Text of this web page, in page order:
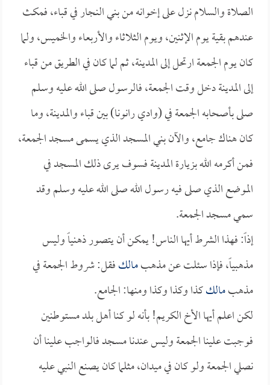
الصلاة والسلام نزل على إخوانه من بني النجار في قباء، فمكث
عندهم بقية يوم الإثنين، ويوم الثلاثاء والأربعاء والخميس، ولما
كان يوم الجمعة ارتحل إلى المدينة، ثم لما كان في الطريق من قباء
إلى المدينة دخل وقت الجمعة، فالرسول صلى الله عليه وسلم
صلى بأصحابه الجمعة في (وادي رانونا) بين قباء والمدينة، وما
كان هناك جامع، والآن بني المسجد الذي يسمى مسجد الجمعة،
فمن أكرمه الله بزيارة المدينة فسوف يرى ذلك المسجد في
الموضع الذي صلى فيه رسول الله صلى الله عليه وسلم وقد
سمي مسجد الجمعة.
إذاً: فهذا الشرط أيها الناس! يمكن أن يتصور ذهنياً وليس
مذهبياً، فإذا سئلت عن مذهبمالكفقل: شروط الجمعة في
مذهبمالككذا وكذا وكذا ومنها: الجامع.
لكن اعلم أيها الأخ الكريم! بأنه لو كنا أهل بلد مستوطنين
فوجبت علينا الجمعة وليس عندنا مسجد فالواجب علينا أن
نصلي الجمعة ولو كان في ميدان، مثلما كان يصنع النبي عليه